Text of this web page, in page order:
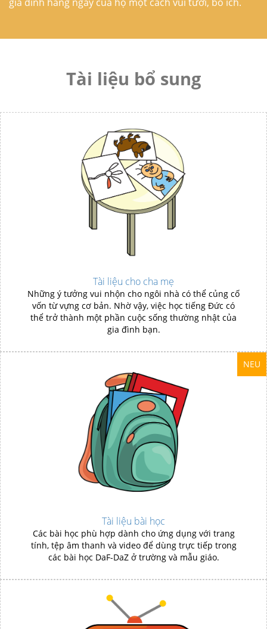
Tài liệu bổ sung
Tài liệu cho cha mẹ
Những ý tưởng vui nhộn cho ngôi nhà có thể củng cố
vốn từ vựng cơ bản. Nhờ vậy, việc học tiếng Đức có
thể trở thành một phần cuộc sống thường nhật của
gia đình bạn.
NEU
Tài liệu bài học
Các bài học phù hợp dành cho ứng dụng với trang
tính, tệp âm thanh và video để dùng trực tiếp trong
các bài học DaF-DaZ ở trường và mẫu giáo.